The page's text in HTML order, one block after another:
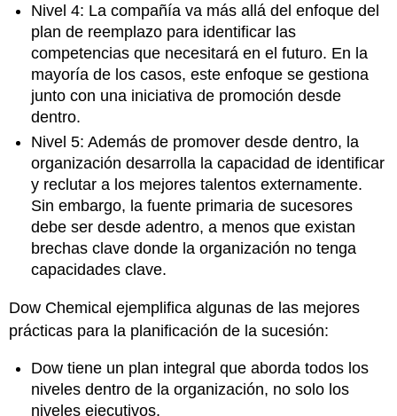
Nivel 4: La compañía va más allá del enfoque del
plan de reemplazo para identificar las
competencias que necesitará en el futuro. En la
mayoría de los casos, este enfoque se gestiona
junto con una iniciativa de promoción desde
dentro.
Nivel 5: Además de promover desde dentro, la
organización desarrolla la capacidad de identificar
y reclutar a los mejores talentos externamente.
Sin embargo, la fuente primaria de sucesores
debe ser desde adentro, a menos que existan
brechas clave donde la organización no tenga
capacidades clave.
Dow Chemical ejemplifica algunas de las mejores
prácticas para la planificación de la sucesión:
Dow tiene un plan integral que aborda todos los
niveles dentro de la organización, no solo los
niveles ejecutivos.